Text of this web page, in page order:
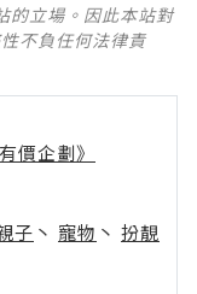
的立場。因此本站對
不負任何法律責
價企劃》
子 丶 寵物 丶 扮靚